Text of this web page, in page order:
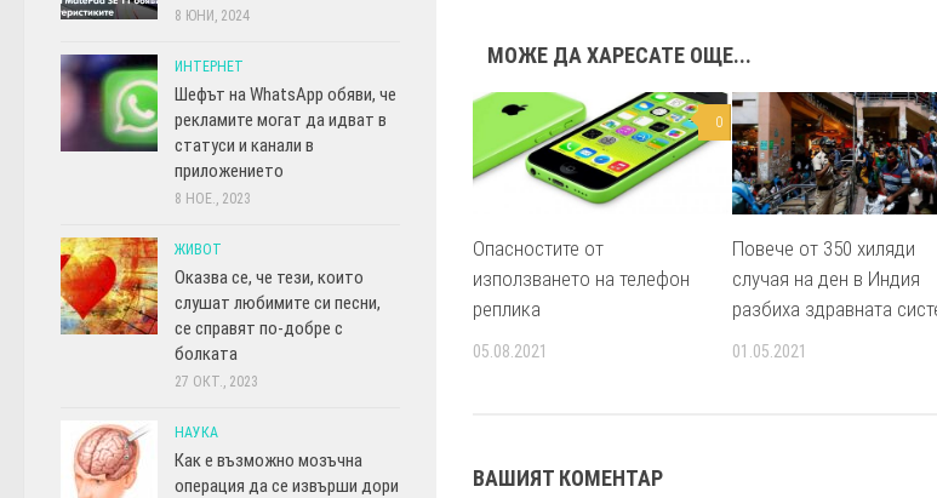
МОЖЕ ДА ХАРЕСАТЕ ОЩЕ...
0
Опасностите от
използването на телефон
реплика
05.08.2021
Повече от 350 хиляди
случая на ден в Индия
разбиха здравната
01.05.2021
ВАШИЯТ КОМЕНТАР
8 ЮНИ, 2024
ИНТЕРНЕТ
Шефът на WhatsApp обяви, че
рекламите могат да идват в
статуси и канали в
приложението
8 НОЕ., 2023
ЖИВОТ
Оказва се, че тези, които
слушат любимите си песни,
се справят по-добре с
болката
27 ОКТ., 2023
НАУКА
Как е възможно мозъчна
операция да се извърши дори